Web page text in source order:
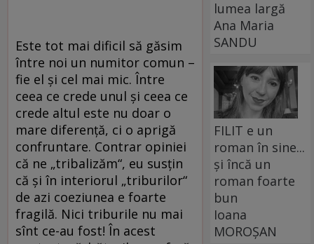
Este tot mai dificil să găsim
între noi un numitor comun –
fie el și cel mai mic. Între
ceea ce crede unul și ceea ce
crede altul este nu doar o
mare diferență, ci o aprigă
confruntare. Contrar opiniei
că ne „tribalizăm“, eu susțin
că și în interiorul „triburilor“
de azi coeziunea e foarte
fragilă. Nici triburile nu mai
sînt ce-au fost! În acest
lumea largă
Ana Maria
SANDU
FILIT e un
roman în sine...
și încă un
roman foarte
bun
Ioana
MOROȘAN